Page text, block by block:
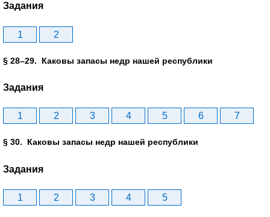
Задания
1 2
§ 28–29. Каковы запасы недр нашей республики
Задания
1 2 3 4 5 6 7
§ 30. Каковы запасы недр нашей республики
Задания
1 2 3 4 5